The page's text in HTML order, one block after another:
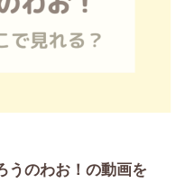
うのわお！の動画を